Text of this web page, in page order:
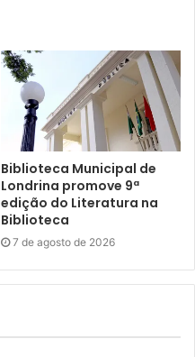
Biblioteca Municipal de
Londrina promove 9ª
edição do Literatura na
Biblioteca
7 de agosto de 2026